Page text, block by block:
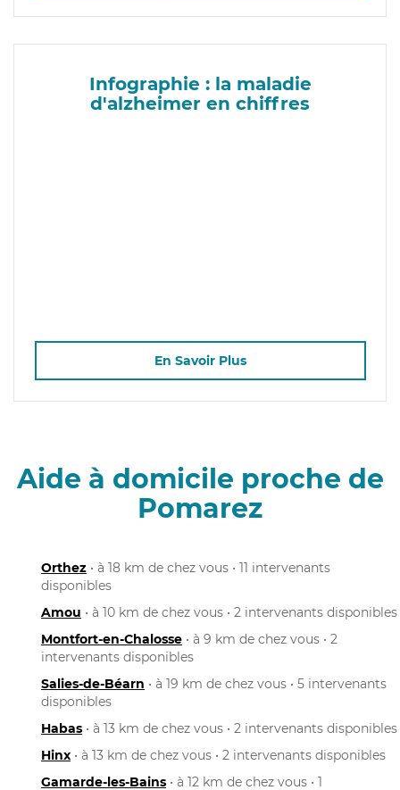
Infographie : la maladie
d'alzheimer en chiffres
En Savoir Plus
Aide à domicile proche de
Pomarez
Orthez • à 18 km de chez vous • 11 intervenants
disponibles
Amou • à 10 km de chez vous • 2 intervenants disponibles
Montfort-en-Chalosse • à 9 km de chez vous • 2
intervenants disponibles
Salies-de-Béarn • à 19 km de chez vous • 5 intervenants
disponibles
Habas • à 13 km de chez vous • 2 intervenants disponibles
Hinx • à 13 km de chez vous • 2 intervenants disponibles
Gamarde-les-Bains • à 12 km de chez vous • 1